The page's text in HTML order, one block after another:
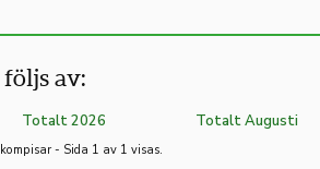
följs av:
Totalt 2026 Totalt Augusti
kompisar - Sida 1 av 1 visas.